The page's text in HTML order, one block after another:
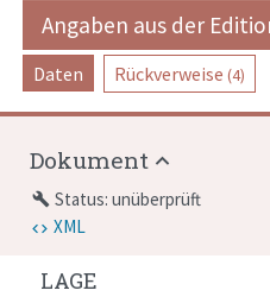
Angaben aus der
Daten Rückverweise (4)
LAGE
Dokument
build Status: unüberprüft
XML